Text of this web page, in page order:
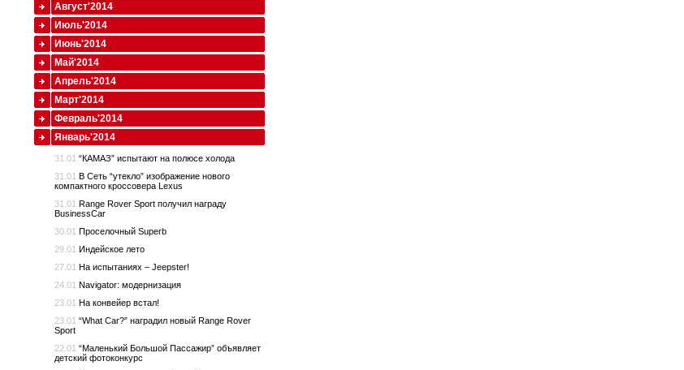
Август'2014
Июль'2014
Июнь'2014
Май'2014
Апрель'2014
Март'2014
Февраль'2014
Январь'2014
31.01 “КАМАЗ” испытают на полюсе холода
31.01 В Сеть “утекло” изображение нового
компактного кроссовера Lexus
31.01 Range Rover Sport получил награду
BusinessCar
30.01 Проселочный Superb
29.01 Индейское лето
27.01 На испытаниях – Jeepster!
24.01 Navigator: модернизация
23.01 На конвейер встал!
23.01 “What Car?” наградил новый Range Rover
Sport
22.01 “Маленький Большой Пассажир” объявляет
детский фотоконкурс